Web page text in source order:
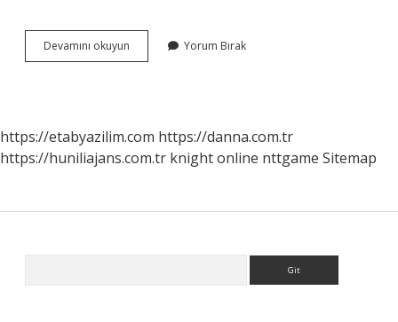
Devamını okuyun Maymun
Neyle
Yorum Bırak
https://etabyazilim.com https://danna.com.tr
https://huniliajans.com.tr knight online nttgame Sitemap